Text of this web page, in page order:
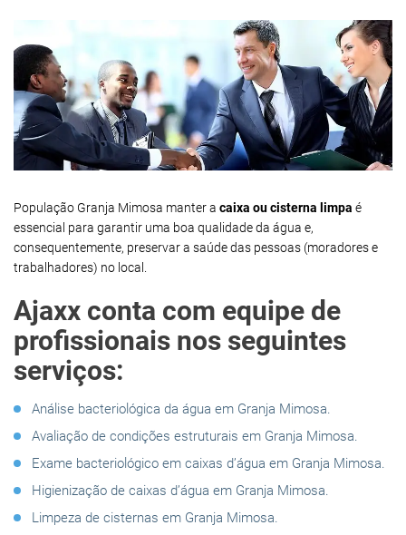
População Granja Mimosa manter a caixa ou cisterna limpa é
essencial para garantir uma boa qualidade da água e,
consequentemente, preservar a saúde das pessoas (moradores e
trabalhadores) no local.
Ajaxx conta com equipe de
profissionais nos seguintes
serviços:
Análise bacteriológica da água em Granja Mimosa.
Avaliação de condições estruturais em Granja Mimosa.
Exame bacteriológico em caixas d’água em Granja Mimosa.
Higienização de caixas d’água em Granja Mimosa.
Limpeza de cisternas em Granja Mimosa.